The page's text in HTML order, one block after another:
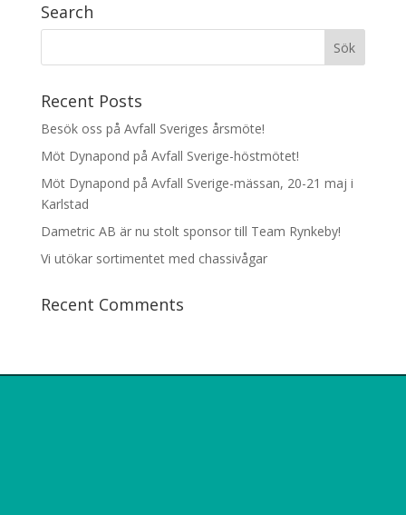
Search
Recent Posts
Besök oss på Avfall Sveriges årsmöte!
Möt Dynapond på Avfall Sverige-höstmötet!
Möt Dynapond på Avfall Sverige-mässan, 20-21 maj i
Karlstad
Dametric AB är nu stolt sponsor till Team Rynkeby!
Vi utökar sortimentet med chassivågar
Recent Comments